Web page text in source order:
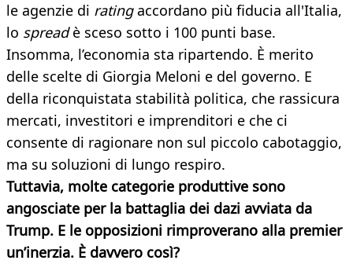
le agenzie di ratingaccordano più fiducia all'Italia,
lo spreadè sceso sotto i 100 punti base.
Insomma, l’economia sta ripartendo. È merito
delle scelte di Giorgia Meloni e del governo. E
della riconquistata stabilità politica, che rassicura
mercati, investitori e imprenditori e che ci
consente di ragionare non sul piccolo cabotaggio,
ma su soluzioni di lungo respiro.
Tuttavia, molte categorie produttive sono
angosciate per la battaglia dei dazi avviata da
Trump. E le opposizioni rimproverano alla premier
un’inerzia. È davvero così?